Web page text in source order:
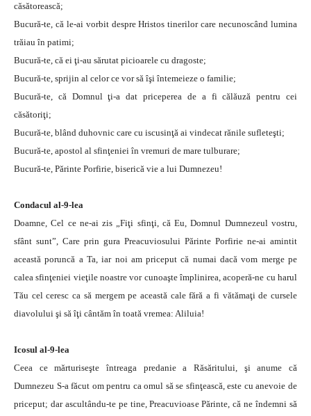
căsătorească;
Bucură-te, că le-ai vorbit despre Hristos tinerilor care necunoscând lumina
trăiau în patimi;
Bucură-te, că ei ţi-au sărutat picioarele cu dragoste;
Bucură-te, sprijin al celor ce vor să îşi întemeieze o familie;
Bucură-te, că Domnul ţi-a dat priceperea de a fi călăuză pentru cei
căsătoriţi;
Bucură-te, blând duhovnic care cu iscusinţă ai vindecat rănile sufleteşti;
Bucură-te, apostol al sfinţeniei în vremuri de mare tulburare;
Bucură-te, Părinte Porfirie, biserică vie a lui Dumnezeu!
Condacul al-9-lea
Doamne, Cel ce ne-ai zis „Fiţi sfinţi, că Eu, Domnul Dumnezeul vostru,
sfânt sunt”, Care prin gura Preacuviosului Părinte Porfirie ne-ai amintit
această poruncă a Ta, iar noi am priceput că numai dacă vom merge pe
calea sfinţeniei vieţile noastre vor cunoaşte împlinirea, acoperă-ne cu harul
Tău cel ceresc ca să mergem pe această cale fără a fi vătămaţi de cursele
diavolului şi să îţi cântăm în toată vremea: Aliluia!
Icosul al-9-lea
Ceea ce mărturiseşte întreaga predanie a Răsăritului, şi anume că
Dumnezeu S-a făcut om pentru ca omul să se sfinţească, este cu anevoie de
priceput; dar ascultându-te pe tine, Preacuvioase Părinte, că ne îndemni să